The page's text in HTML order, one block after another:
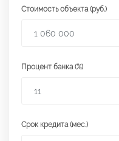
Стоимость объекта (руб.)
Процент банка (%)
Срок кредита (мес.)